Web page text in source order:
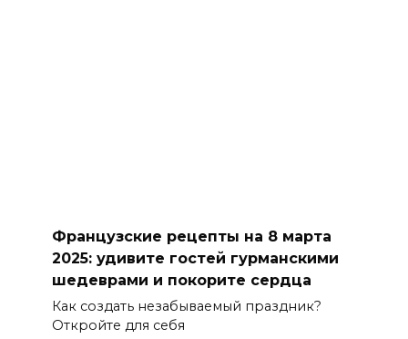
Французские рецепты на 8 марта
2025: удивите гостей гурманскими
шедеврами и покорите сердца
Как создать незабываемый праздник?
Откройте для себя